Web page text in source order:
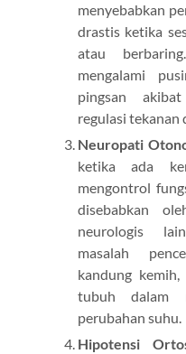
menyebabkan
drastis ketika
atau
mengalami
pingsan
regulasi tekanan
Neuropati
ketika ada
mengontrol
disebabkan
neurologis
masalah
kandung
tubuh dalam
perubahan suhu.
Hipotensi